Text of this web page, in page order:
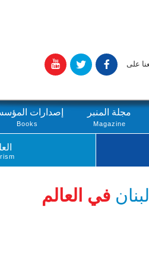
على
مجلة المنبر
Magazine
إصدارات
Books
لبنان في العالم